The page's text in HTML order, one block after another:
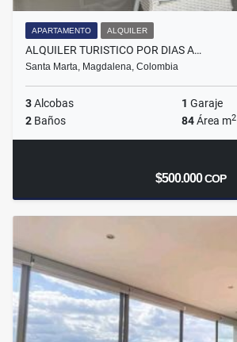
APARTAMENTO ALQUILER
ALQUILER TURISTICO POR DIAS A…
Santa Marta, Magdalena, Colombia
3Alcobas 1 Garaje
2 Baños 84Área m2
$500.000COP